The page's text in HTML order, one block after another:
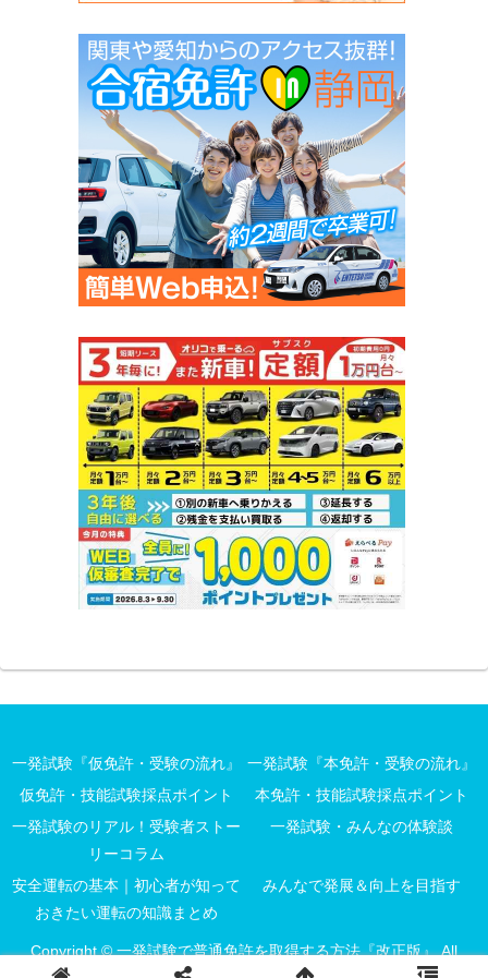
一発試験『仮免許・受験の流れ』
一発試験『本免許・受験の流れ』
仮免許・技能試験採点ポイント
本免許・技能試験採点ポイント
一発試験のリアル！受験者ストー
リーコラム
一発試験・みんなの体験談
安全運転の基本｜初心者が知って
おきたい運転の知識まとめ
みんなで発展＆向上を目指す
Copyright © 一発試験で普通免許を取得する方法『改正版』 All